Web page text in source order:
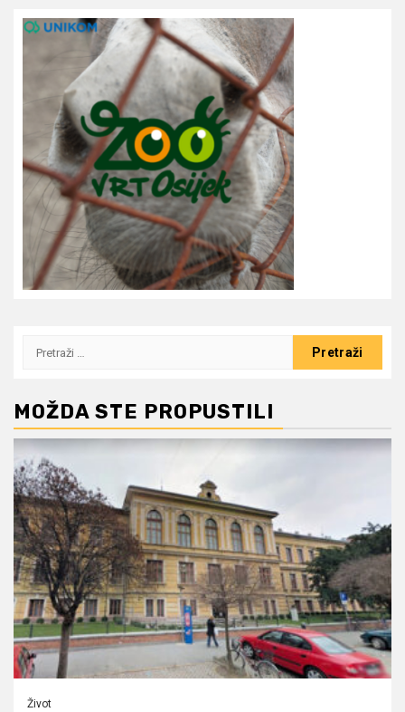
Pretraži:
MOŽDA STE PROPUSTILI
Život